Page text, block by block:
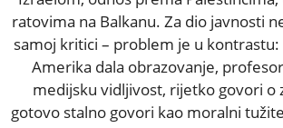
ratovima na Balkanu. Za dio javnosti
samoj kritici – problem je u
Amerika dala obrazovanje,
medijsku vidljivost, rijetko govori o
gotovo stalno govori kao moralni